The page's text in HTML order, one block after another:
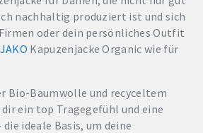
nachhaltig produziert ist und sich
oder dein persönliches Outfit
JAKO Kapuzenjacke Organic wie für
Bio-Baumwolle und recyceltem
ein top Tragegefühl und eine
ideale Basis, um deine